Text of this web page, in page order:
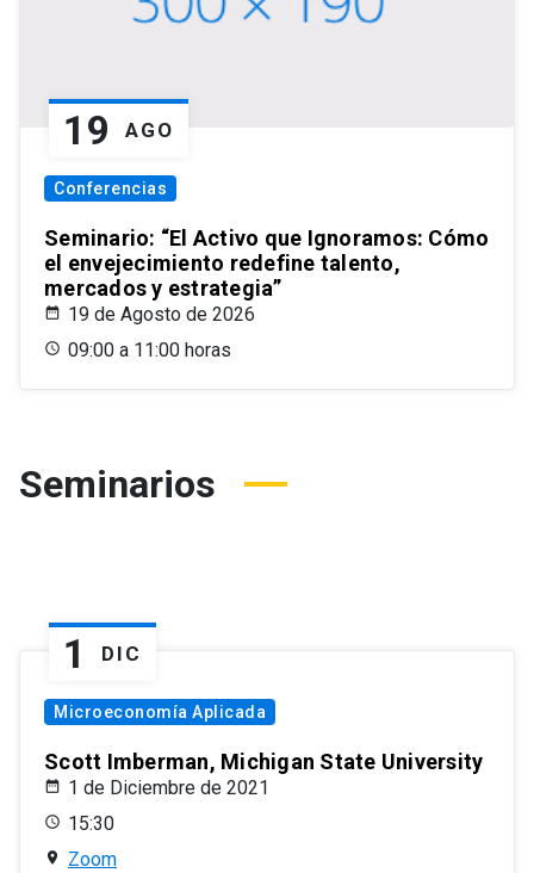
19 AGO
Conferencias
Seminario: “El Activo que Ignoramos: Cómo
el envejecimiento redefine talento,
mercados y estrategia”
19 de Agosto de 2026
09:00 a 11:00 horas
Seminarios
1 DIC
Microeconomía Aplicada
Scott Imberman, Michigan State University
1 de Diciembre de 2021
15:30
Zoom